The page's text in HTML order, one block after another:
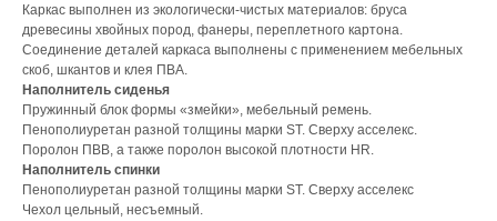
Каркас выполнен из экологически-чистых материалов: бруса
древесины хвойных пород, фанеры, переплетного картона.
Соединение деталей каркаса выполнены с применением мебельных
скоб, шкантов и клея ПВА.
Наполнитель сиденья
Пружинный блок формы «змейки», мебельный ремень.
Пенополиуретан разной толщины марки ST. Сверху асселекс.
Поролон ПВВ, а также поролон высокой плотности HR.
Наполнитель спинки
Пенополиуретан разной толщины марки ST. Сверху асселекс
Чехол цельный, несъемный.